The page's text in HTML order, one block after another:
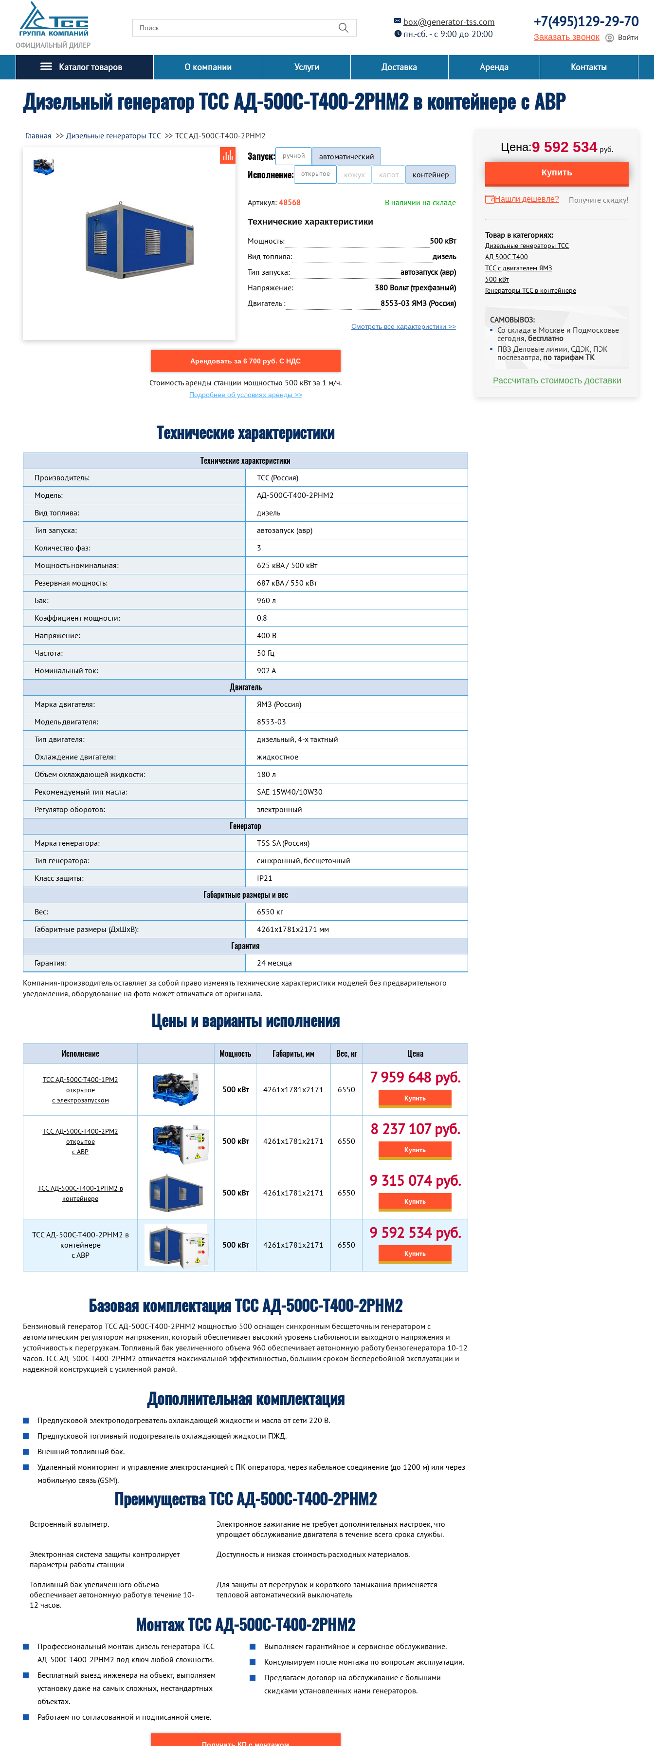
ОФИЦИАЛЬНЫЙ ДИЛЕР
box@generator-tss.com
пн.-сб. - с 9:00 до 20:00
+7(495)129-29-70
Заказать звонок Войти
Каталог товаров О компании Услуги Доставка Аренда Контакты
Дизельный генератор ТСС АД-500С-Т400-2РНМ2 в контейнере с АВР
Цена:9 592 534 руб.
Купить
Нашли дешевле? Получите скидку!
Товар в категориях:
Дизельные генераторы ТСС
АД 500С Т400
ТСС с двигателем ЯМЗ
500 кВт
Генераторы ТСС в контейнере
САМОВЫВОЗ:
Со склада в Москве и Подмосковье
сегодня, бесплатно
ПВЗ Деловые линии, СДЭК, ПЭК
послезавтра, по тарифам ТК
Рассчитать стоимость доставки
Главная Дизельные генераторы ТСС ТСС АД-500С-Т400-2РНМ2
Запуск: ручной автоматический
Исполнение: открытое кожух капот контейнер
Артикул: 48568
В наличии на складе
Технические характеристики
Мощность:
500 кВт
Вид топлива:
дизель
Тип запуска:
автозапуск (авр)
Напряжение:
380 Вольт (трехфазный)
Двигатель :
8553-03 ЯМЗ (Россия)
Смотреть все характеристики >>
Арендовать за 6 700 руб. С НДС
Стоимость аренды станции мощностью 500 кВт за 1 м/ч.
Подробнее об условиях аренды >>
Технические характеристики
Технические характеристики
Производитель:
ТСС (Россия)
Модель:
АД-500С-Т400-2РНМ2
Вид топлива:
дизель
Тип запуска:
автозапуск (авр)
Количество фаз:
3
Мощность номинальная:
625 кВА / 500 кВт
Резервная мощность:
687 кВА / 550 кВт
Бак:
960 л
Коэффициент мощности:
0.8
Напряжение:
400 В
Частота:
50 Гц
Номинальный ток:
902 А
Двигатель
Марка двигателя:
ЯМЗ (Россия)
Модель двигателя:
8553-03
Тип двигателя:
дизельный, 4-х тактный
Охлаждение двигателя:
жидкостное
Объем охлаждающей жидкости:
180 л
Рекомендуемый тип масла:
SAE 15W40/10W30
Регулятор оборотов:
электронный
Генератор
Марка генератора:
TSS SA (Россия)
Тип генератора:
синхронный, бесщеточный
Класс защиты:
IP21
Габаритные размеры и вес
Вес:
6550 кг
Габаритные размеры (ДхШхВ):
4261х1781х2171 мм
Гарантия
Гарантия: 24 месяца
Компания-производитель оставляет за собой право изменять технические характеристики моделей без предварительного
уведомления, оборудование на фото может отличаться от оригинала.
Цены и варианты исполнения
Исполнение Мощность Габариты, мм Вес, кг Цена
TCC АД-500С-Т400-1РМ2
открытое
с электрозапуском
500 кВт 4261x1781x2171 6550
7 959 648 руб.
Купить
TCC АД-500С-Т400-2РМ2
открытое
с АВР
500 кВт 4261x1781x2171 6550
8 237 107 руб.
Купить
TCC АД-500С-Т400-1РНМ2 в
контейнере
500 кВт 4261х1781х2171 6550
9 315 074 руб.
Купить
TCC АД-500С-Т400-2РНМ2 в
контейнере
с АВР
500 кВт 4261х1781х2171 6550
9 592 534 руб.
Купить
Базовая комплектация ТСС АД-500С-Т400-2РНМ2
Бензиновый генератор TCC АД-500С-Т400-2РНМ2 мощностью 500 оснащен синхронным беcщеточным генератором с
автоматическим регулятором напряжения, который обеспечивает высокий уровень стабильности выходного напряжения и
устойчивость к перегрузкам. Топливный бак увеличенного объема 960 обеспечивает автономную работу бензогенератора 10-12
часов. TCC АД-500С-Т400-2РНМ2 отличается максимальной эффективностью, большим сроком бесперебойной эксплуатации и
надежной конструкцией с усиленной рамой.
Дополнительная комплектация
Предпусковой электроподогреватель охлаждающей жидкости и масла от сети 220 В.
Предпусковой топливный подогреватель охлаждающей жидкости ПЖД.
Внешний топливный бак.
Удаленный мониторинг и управление электростанцией с ПК оператора, через кабельное соединение (до 1200 м) или через
мобильную связь (GSM).
Преимущества ТСС АД-500С-Т400-2РНМ2
Встроенный вольтметр.
Электронное зажигание не требует дополнительных настроек, что
упрощает обслуживание двигателя в течение всего срока службы.
Электронная система защиты контролирует
параметры работы станции
Доступность и низкая стоимость расходных материалов.
Топливный бак увеличенного объема
обеспечивает автономную работу в течение 10-
12 часов.
Для защиты от перегрузок и короткого замыкания применяется
тепловой автоматический выключатель
Монтаж ТСС АД-500С-Т400-2РНМ2
Профессиональный монтаж дизель генератора ТСС
АД-500С-Т400-2РНМ2 под ключ любой сложности.
Бесплатный выезд инженера на объект, выполняем
установку даже на самых сложных, нестандартных
объектах.
Работаем по согласованной и подписанной смете.
Выполняем гарантийное и сервисное обслуживание.
Консультируем после монтажа по вопросам эксплуатации.
Предлагаем договор на обслуживание с большими
скидками установленных нами генераторов.